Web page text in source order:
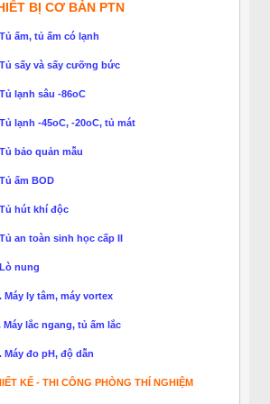
BỊ CƠ BẢN PTN
ấm, tủ ấm có lạnh
sấy và sấy cưỡng bức
lạnh sâu -86oC
lạnh -45oC, -20oC, tủ mát
bảo quản mẫu
ấm BOD
hút khí độc
an toàn sinh học cấp II
nung
Máy ly tâm, máy vortex
Máy lắc ngang, tủ ấm lắc
Máy đo pH, độ dẫn
KẾ - THI CÔNG PHÒNG THÍ NGHIỆM